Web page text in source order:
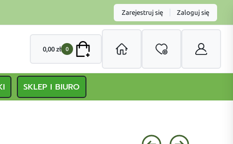
Zarejestruj się Zaloguj się
0,00 zł 0
SKLEP I BIURO